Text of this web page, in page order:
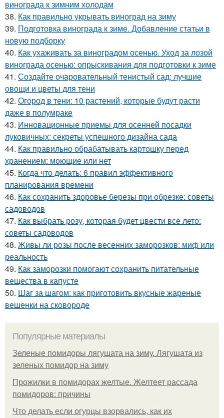
винограда к зимним холодам
38. Как правильно укрывать виноград на зиму
39. Подготовка винограда к зиме. Добавление статьи в
новую подборку
40. Как ухаживать за виноградом осенью. Уход за лозой
винограда осенью: опрыскивания для подготовки к зиме
41. Создайте очаровательный тенистый сад: лучшие
овощи и цветы для тени
42. Огород в тени: 10 растений, которые будут расти
даже в полумраке
43. Инновационные приемы для осенней посадки
луковичных: секреты успешного дизайна сада
44. Как правильно обрабатывать картошку перед
хранением: моющие или нет
45. Когда что делать: 6 правил эффективного
планирования времени
46. Как сохранить здоровье березы при обрезке: советы
садоводов
47. Как выбрать розу, которая будет цвести все лето:
советы садоводов
48. Живы ли розы после весенних заморозков: миф или
реальность
49. Как заморозки помогают сохранить питательные
вещества в капусте
50. Шаг за шагом: как приготовить вкусные жареные
вешенки на сковороде
Популярные материалы
Зеленые помидоры лягушата на зиму. Лягушата из
зеленых помидор на зиму
Прожилки в помидорах желтые. Желтеет рассада
помидоров: причины
Что делать если огурцы взорвались, как их